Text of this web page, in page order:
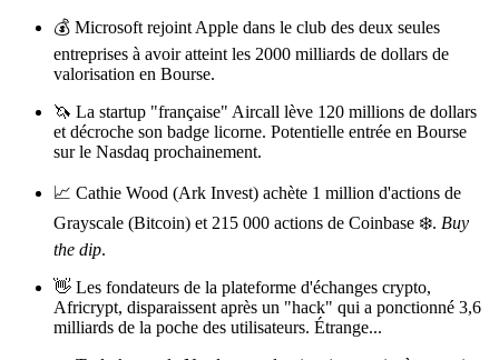
💰 Microsoft rejoint Apple dans le club des deux seules
entreprises à avoir atteint les 2000 milliards de dollars de
valorisation en Bourse.
🦄 La startup "française" Aircall lève 120 millions de dollars
et décroche son badge licorne. Potentielle entrée en Bourse
sur le Nasdaq prochainement.
📈 Cathie Wood (Ark Invest) achète 1 million d'actions de
Grayscale (Bitcoin) et 215 000 actions de Coinbase ❄️. Buy
the dip.
👋 Les fondateurs de la plateforme d'échanges crypto,
Africrypt, disparaissent après un "hack" qui a ponctionné 3,6
milliards de la poche des utilisateurs. Étrange...